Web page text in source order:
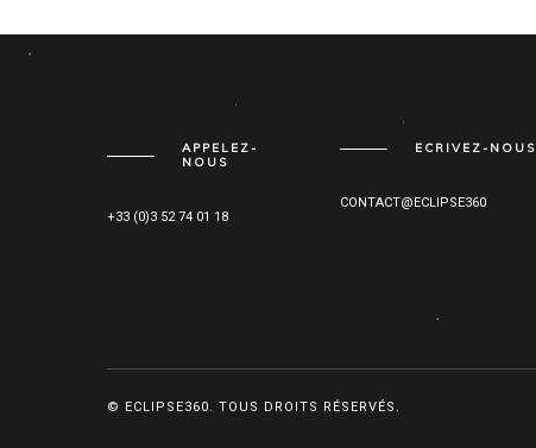
APPELEZ-
NOUS
+33 (0)3 52 74 01 18
ECRIVEZ-NOUS
CONTACT@ECLIPSE360
© ECLIPSE360. TOUS DROITS RÉSERVÉS.